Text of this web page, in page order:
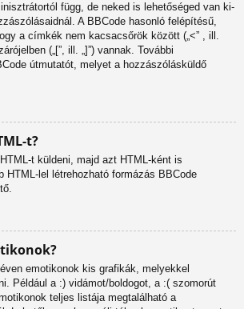
függ, de neked is lehetőséged van ki-
A BBCode hasonló felépítésű,
a címkék nem kacsacsőrök között („<” , ill.
(„[”, ill. „]”) vannak. További
útmutatót, melyet a hozzászólásküldő
t?
t küldeni, majd azt HTML-ként is
HTML-lel létrehozható formázás BBCode
emotikonok kis grafikák, melyekkel
Például a :) vidámot/boldogot, a :( szomorút
teljes listája megtalálható a